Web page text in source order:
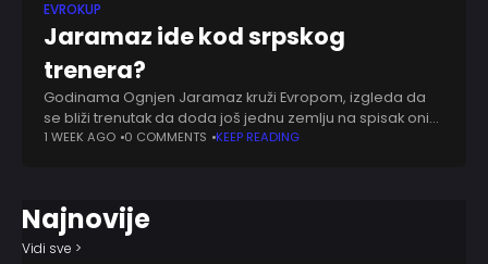
EVROKUP
Jaramaz ide kod srpskog
trenera?
Godinama Ognjen Jaramaz kruži Evropom, izgleda da
se bliži trenutak da doda još jednu zemlju na spisak onih
u kojima je živeo i igrao. Borbeni bek je na dobrom putu
1 WEEK AGO 0 COMMENTS KEEP READING
Najnovije
Vidi sve >